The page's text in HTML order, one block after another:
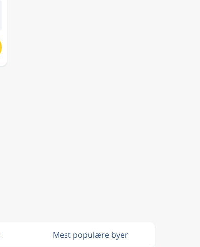
Mest populære byer